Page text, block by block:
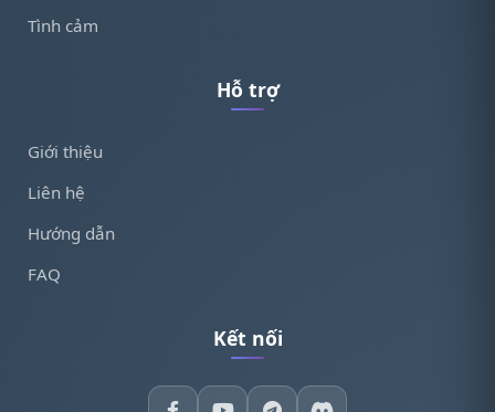
Tình cảm
Hỗ trợ
Giới thiệu
Liên hệ
Hướng dẫn
FAQ
Kết nối